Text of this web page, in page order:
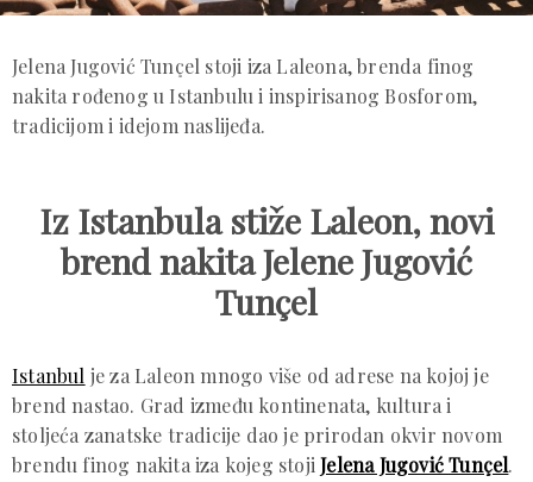
Jelena Jugović Tunçel stoji iza Laleona, brenda finog
nakita rođenog u Istanbulu i inspirisanog Bosforom,
tradicijom i idejom naslijeđa.
Iz Istanbula stiže Laleon, novi
brend nakita Jelene Jugović
Tunçel
Istanbul je za Laleon mnogo više od adrese na kojoj je
brend nastao. Grad između kontinenata, kultura i
stoljeća zanatske tradicije dao je prirodan okvir novom
brendu finog nakita iza kojeg stojiJelena Jugović Tunçel.